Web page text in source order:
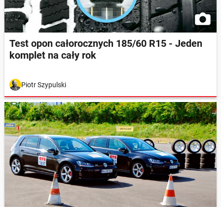
Test opon całorocznych 185/60 R15 - Jeden
komplet na cały rok
Piotr Szypulski